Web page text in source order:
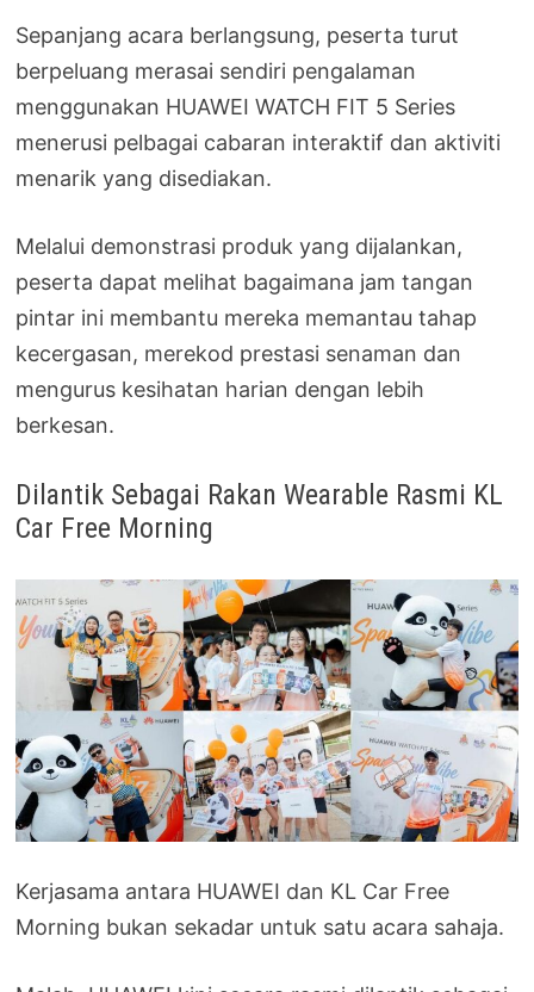
Sepanjang acara berlangsung, peserta turut
berpeluang merasai sendiri pengalaman
menggunakan HUAWEI WATCH FIT 5 Series
menerusi pelbagai cabaran interaktif dan aktiviti
menarik yang disediakan.
Melalui demonstrasi produk yang dijalankan,
peserta dapat melihat bagaimana jam tangan
pintar ini membantu mereka memantau tahap
kecergasan, merekod prestasi senaman dan
mengurus kesihatan harian dengan lebih
berkesan.
Dilantik Sebagai Rakan Wearable Rasmi KL
Car Free Morning
Kerjasama antara HUAWEI dan KL Car Free
Morning bukan sekadar untuk satu acara sahaja.